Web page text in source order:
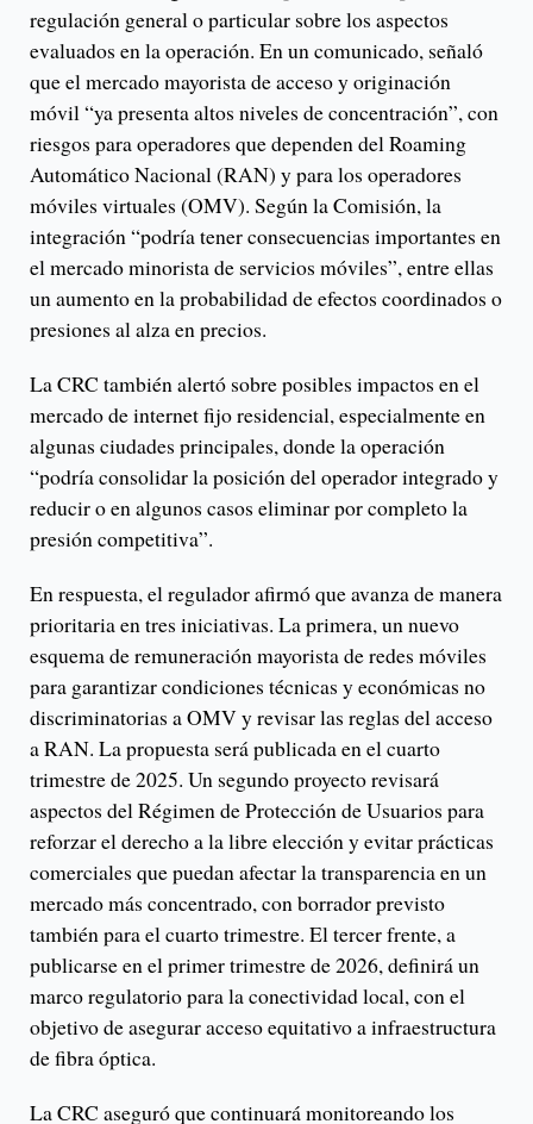
regulación general o particular sobre los aspectos
evaluados en la operación. En un comunicado, señaló
que el mercado mayorista de acceso y originación
móvil “ya presenta altos niveles de concentración”, con
riesgos para operadores que dependen del Roaming
Automático Nacional (RAN) y para los operadores
móviles virtuales (OMV). Según la Comisión, la
integración “podría tener consecuencias importantes en
el mercado minorista de servicios móviles”, entre ellas
un aumento en la probabilidad de efectos coordinados o
presiones al alza en precios.
La CRC también alertó sobre posibles impactos en el
mercado de internet fijo residencial, especialmente en
algunas ciudades principales, donde la operación
“podría consolidar la posición del operador integrado y
reducir o en algunos casos eliminar por completo la
presión competitiva”.
En respuesta, el regulador afirmó que avanza de manera
prioritaria en tres iniciativas. La primera, un nuevo
esquema de remuneración mayorista de redes móviles
para garantizar condiciones técnicas y económicas no
discriminatorias a OMV y revisar las reglas del acceso
a RAN. La propuesta será publicada en el cuarto
trimestre de 2025. Un segundo proyecto revisará
aspectos del Régimen de Protección de Usuarios para
reforzar el derecho a la libre elección y evitar prácticas
comerciales que puedan afectar la transparencia en un
mercado más concentrado, con borrador previsto
también para el cuarto trimestre. El tercer frente, a
publicarse en el primer trimestre de 2026, definirá un
marco regulatorio para la conectividad local, con el
objetivo de asegurar acceso equitativo a infraestructura
de fibra óptica.
La CRC aseguró que continuará monitoreando los